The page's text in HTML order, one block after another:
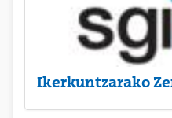
Ikerkuntzarako